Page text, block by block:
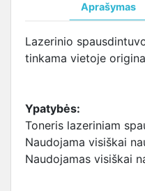
Aprašymas
Lazerinio
tinkama vietoje
Ypatybės:
Toneris lazeriniam
Naudojama visiškai
Naudojamas visiškai